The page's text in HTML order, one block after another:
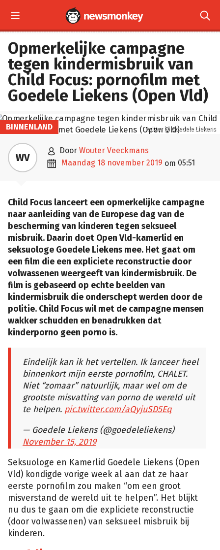
 
Opmerkelijke campagne
tegen kindermisbruik van
Child Focus: pornofilm met
Goedele Liekens (Open Vld)
Twitter @ Goedele Liekens
BINNENLAND
WV  door Wouter Veeckmans
 maandag 18 november 2019 om 05:51
Child Focus lanceert een opmerkelijke campagne
naar aanleiding van de Europese dag van de
bescherming van kinderen tegen seksueel
misbruik. Daarin doet Open Vld-kamerlid en
seksuologe Goedele Liekens mee. Het gaat om
een film die een expliciete reconstructie door
volwassenen weergeeft van kindermisbruik. De
film is gebaseerd op echte beelden van
kindermisbruik die onderschept werden door de
politie. Child Focus wil met de campagne mensen
wakker schudden en benadrukken dat
kinderporno geen porno is.
Eindelijk kan ik het vertellen. Ik lanceer heel
binnenkort mijn eerste pornofilm, CHALET.
Niet “zomaar” natuurlijk, maar wel om de
grootste misvatting van porno de wereld uit
te helpen. pic.twitter.com/aQyjuSD5Eq
— Goedele Liekens (@goedeleliekens)
November 15, 2019
Seksuologe en Kamerlid Goedele Liekens (Open
Vld) kondigde vorige week al aan dat ze haar
eerste pornofilm zou maken “om een groot
misverstand de wereld uit te helpen”. Het blijkt
nu dus te gaan om die expliciete reconstructie
(door volwassenen) van seksueel misbruik bij
kinderen.